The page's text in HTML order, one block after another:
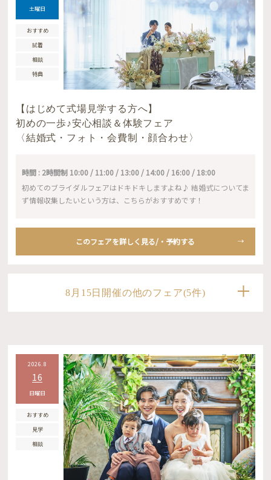
土曜日
おすすめ
試着
相談
特典
【はじめて式場見学する方へ】
初めの一歩♪安心相談＆体験フェア
〈結婚式・フォト・会費制・顔合わせ〉
時間 : 2時間制 10:00 / 11:00 / 13:00 / 14:00 / 16:00 / 18:00
初めてのブライダルフェアはドキドキしますよね♪ 結婚式についてま
ず情報収集したいという方は、こちらがおすすめです！
このフェアを詳しく見る/・予約する
8月15日開催の他のフェア(5件)
2026.8
16
日曜日
おすすめ
見学
相談